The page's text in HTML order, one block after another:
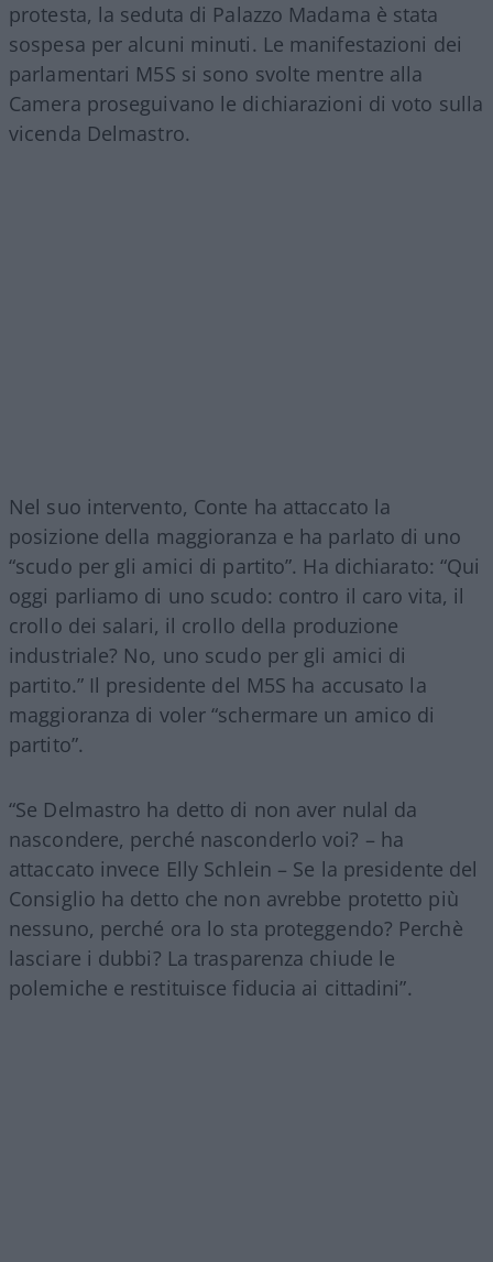
protesta, la seduta di Palazzo Madama è stata
sospesa per alcuni minuti. Le manifestazioni dei
parlamentari M5S si sono svolte mentre alla
Camera proseguivano le dichiarazioni di voto sulla
vicenda Delmastro.
Nel suo intervento, Conte ha attaccato la
posizione della maggioranza e ha parlato di uno
“scudo per gli amici di partito”. Ha dichiarato: “Qui
oggi parliamo di uno scudo: contro il caro vita, il
crollo dei salari, il crollo della produzione
industriale? No, uno scudo per gli amici di
partito.” Il presidente del M5S ha accusato la
maggioranza di voler “schermare un amico di
partito”.
“Se Delmastro ha detto di non aver nulal da
nascondere, perché nasconderlo voi? – ha
attaccato invece Elly Schlein – Se la presidente del
Consiglio ha detto che non avrebbe protetto più
nessuno, perché ora lo sta proteggendo? Perchè
lasciare i dubbi? La trasparenza chiude le
polemiche e restituisce fiducia ai cittadini”.